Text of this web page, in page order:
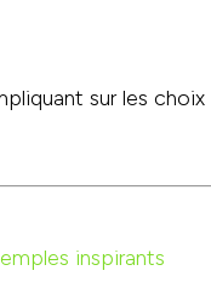
sur les choix
inspirants